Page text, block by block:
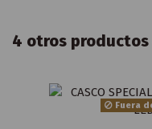
4 otros
Fuera